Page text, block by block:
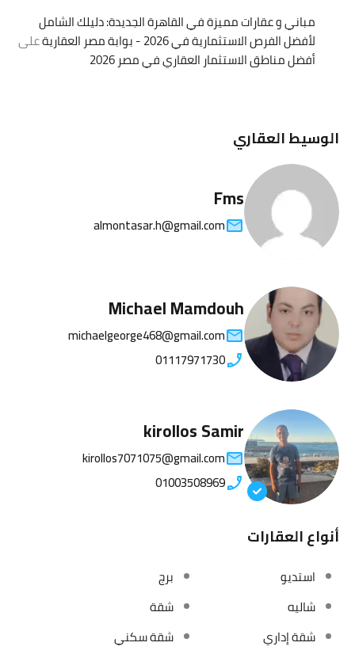
مباني و عقارات مميزة في القاهرة الجديدة: دليلك الشامل
لأفضل الفرص الاستثمارية في 2026 - بوابة مصر العقارية
على
أفضل مناطق الاستثمار العقاري في مصر 2026
الوسيط العقاري
Fms
almontasar.h@gmail.com
Michael Mamdouh
michaelgeorge468@gmail.com
01117971730
kirollos Samir
kirollos7071075@gmail.com
01003508969
أنواع العقارات
استديو
برج
شاليه
شقة
شقة إداري
شقة سكني